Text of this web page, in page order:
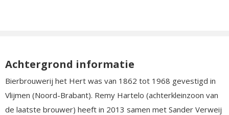
Achtergrond informatie
Bierbrouwerij het Hert was van 1862 tot 1968 gevestigd in
Vlijmen (Noord-Brabant). Remy Hartelo (achterkleinzoon van
de laatste brouwer) heeft in 2013 samen met Sander Verweij